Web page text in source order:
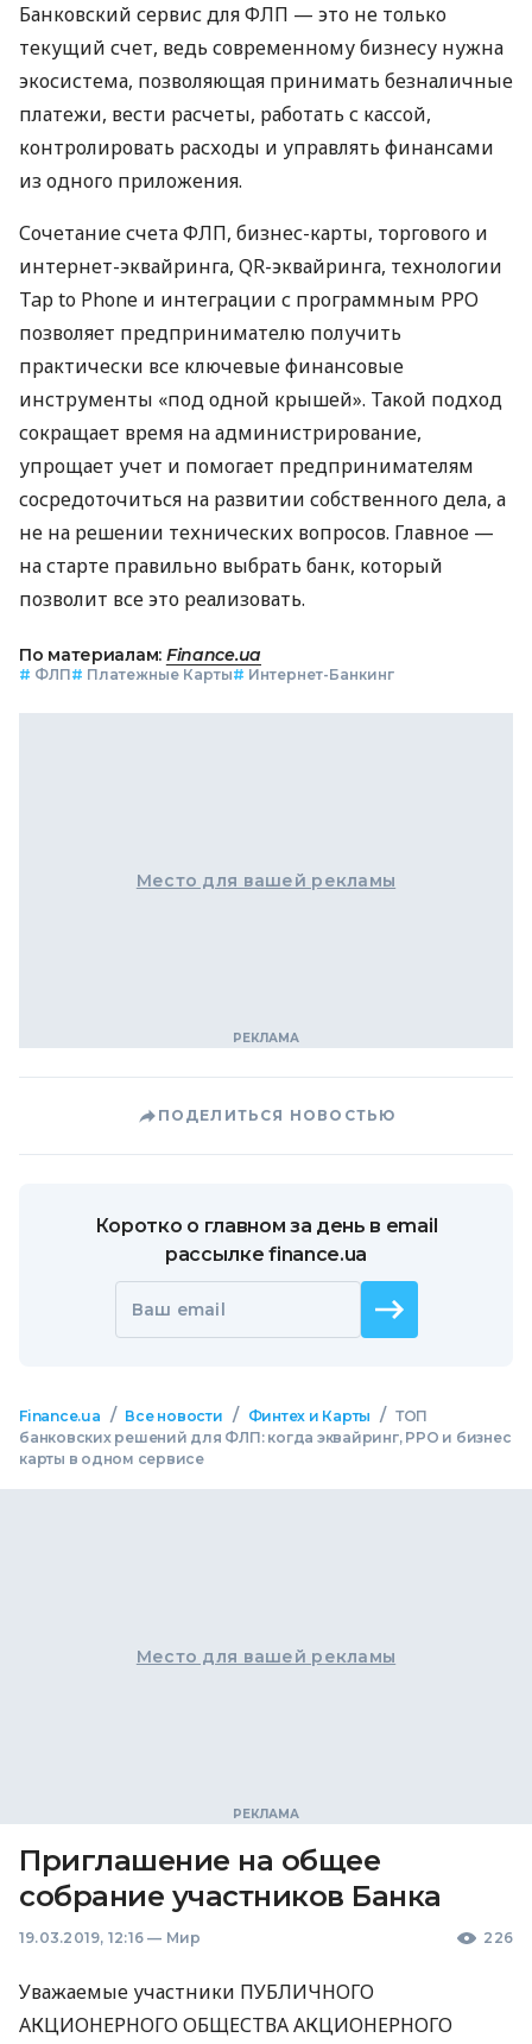
Банковский сервис для ФЛП — это не только
текущий счет, ведь современному бизнесу нужна
экосистема, позволяющая принимать безналичные
платежи, вести расчеты, работать с кассой,
контролировать расходы и управлять финансами
из одного приложения.
Сочетание счета ФЛП, бизнес-карты, торгового и
интернет-эквайринга, QR-эквайринга, технологии
Tap to Phone и интеграции с программным РРО
позволяет предпринимателю получить
практически все ключевые финансовые
инструменты «под одной крышей». Такой подход
сокращает время на администрирование,
упрощает учет и помогает предпринимателям
сосредоточиться на развитии собственного дела, а
не на решении технических вопросов. Главное —
на старте правильно выбрать банк, который
позволит все это реализовать.
По материалам: Finance.ua
# ФЛП# Платежные Карты# Интернет-Банкинг
Место для вашей рекламы
ПОДЕЛИТЬСЯ НОВОСТЬЮ
Коротко о главном за день в email
рассылке finance.ua
Ваш email
Finance.ua / Все новости / Финтех и Карты / ТОП
банковских решений для ФЛП: когда эквайринг, РРО и бизнес
карты в одном сервисе
Место для вашей рекламы
Приглашение на общее
собрание участников Банка
19.03.2019, 12:16 — Мир 226
Уважаемые участники ПУБЛИЧНОГО
АКЦИОНЕРНОГО ОБЩЕСТВААКЦИОНЕРНОГО